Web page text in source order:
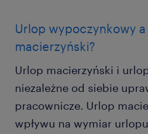
Urlop wypoczynkowy
macierzyński?
Urlop macierzyński i
niezależne od siebie
pracownicze. Urlop
wpływu na wymiar